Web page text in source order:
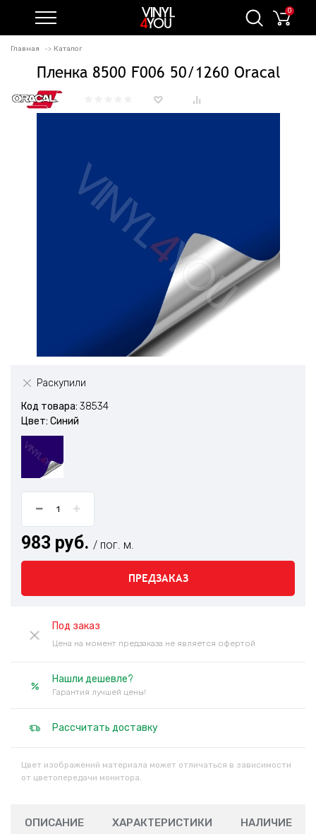
0
Главная Каталог
Пленка 8500 F006 50/1260 Oracal
Раскупили
Код товара: 38534
Цвет: Синий
983 руб. / пог. м.
ПРЕДЗАКАЗ
Под заказ
Цена на момент предзаказа не является офертой
Нашли дешевле?
Гарантия лучшей цены!
Рассчитать доставку
Цвет изображений материала может отличаться в зависимости
от цветопередачи монитора.
ОПИСАНИЕ ХАРАКТЕРИСТИКИ НАЛИЧИЕ